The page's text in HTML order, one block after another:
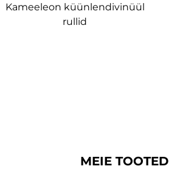
Kameeleon küünlendivinüül
rullid
MEIE TOOTED